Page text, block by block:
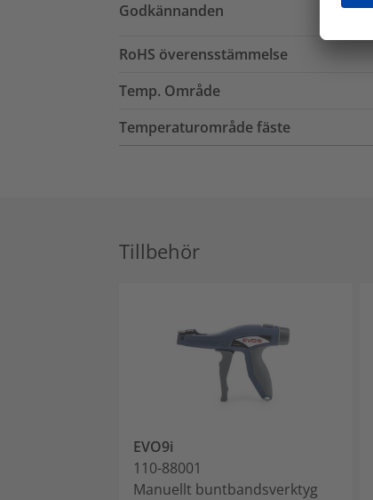
Godkännanden
RoHS överensstämmelse
Temp. Område
Temperaturområde fäste
Tillbehör
EVO9i
110-88001
Manuellt buntbandsverktyg